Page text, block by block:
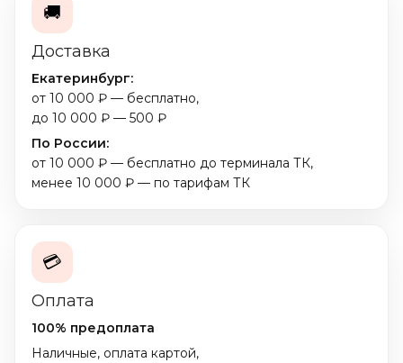
🚚
Доставка
Екатеринбург:
от 10 000 ₽ — бесплатно,
до 10 000 ₽ — 500 ₽
По России:
от 10 000 ₽ — бесплатно до терминала ТК,
менее 10 000 ₽ — по тарифам ТК
💳
Оплата
100% предоплата
Наличные, оплата картой,